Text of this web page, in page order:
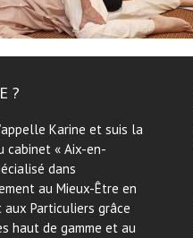
?
Karine et suis la
cabinet « Aix-en-
dans
au Mieux-Être en
Particuliers grâce
haut de gamme et au